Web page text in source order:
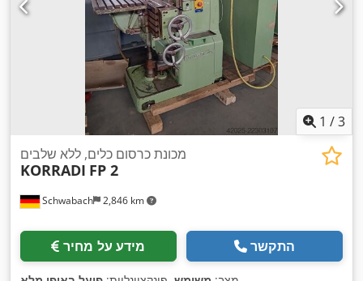
1 /3
Schwabach 2,846 km
מכונת כרסום כלים, ללא שלבים
KORRADI FP 2
מידע על מחיר התקשר